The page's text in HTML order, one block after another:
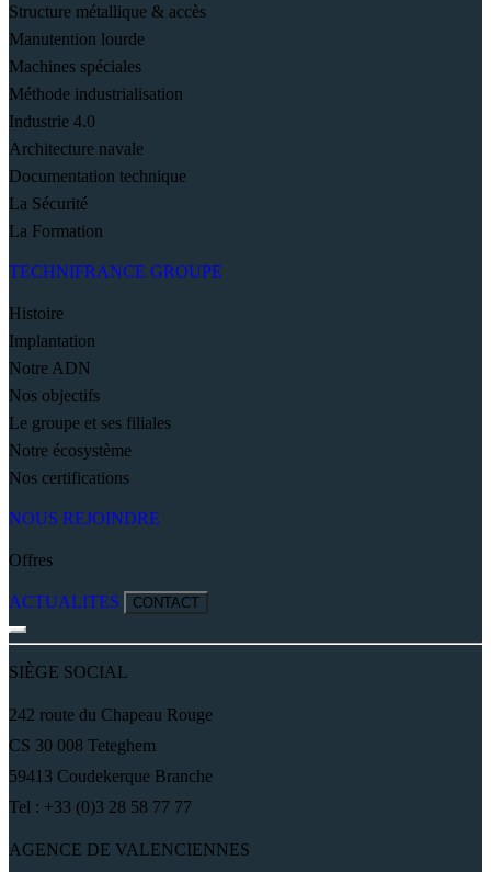
Structure métallique & accès
Manutention lourde
Machines spéciales
Méthode industrialisation
Industrie 4.0
Architecture navale
Documentation technique
La Sécurité
La Formation
TECHNIFRANCE GROUPE
Histoire
Implantation
Notre ADN
Nos objectifs
Le groupe et ses filiales
Notre écosystème
Nos certifications
NOUS REJOINDRE
Offres
ACTUALITES CONTACT
SIÈGE SOCIAL
242 route du Chapeau Rouge
CS 30 008 Teteghem
59413 Coudekerque Branche
Tel : +33 (0)3 28 58 77 77
AGENCE DE VALENCIENNES